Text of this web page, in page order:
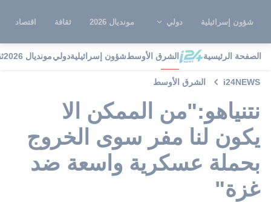
شؤون إسرائيلية دولي مونديال 2026 ثقافة اقتصاد
الصفحة الرئيسية الشرق الأوسطشؤون إسرائيليةدوليمونديال 2026
i24NEWS الشرق الأوسط
نتنياهو:"من الممكن الا
يكون لنا مفر سوى الخروج
بحملة عسكرية واسعة ضد
غزة"